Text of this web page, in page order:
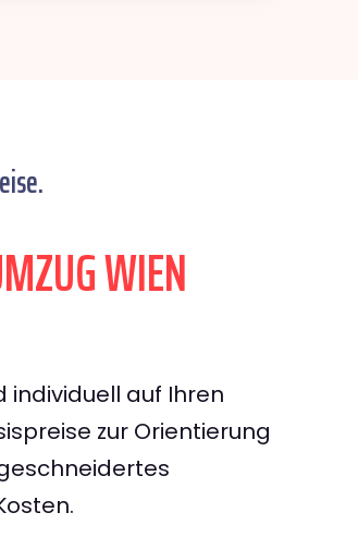
WIEN
individuell auf Ihren
zur Orientierung